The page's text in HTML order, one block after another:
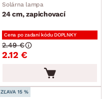
Solárna lampa
24 cm, zapichovací
Cena po zadaní kódu DOPLNKY
2.12 €
2.49 €
ZĽAVA 15 %